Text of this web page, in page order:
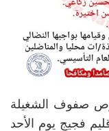
صفوف الشغيلة
فجيج يوم الأحد